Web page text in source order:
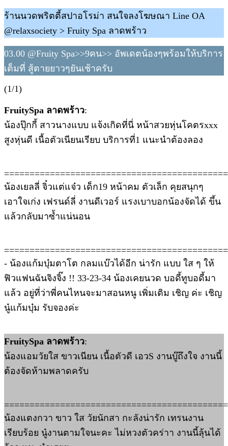
ร้านนวดพริตตี้สปาอโรม่า สนใจลงโฆษณา Line OA
@relaxsociety > Fruity Spa ลาดพร้าว
03.00 @Fruity Spa>>9คน>> อัพเดตน้องๆพร้อมให้บริการ
เต็มที่ สู้ตายยาวๆยันเช้าครับ
(1/1)
FruitySpa ลาดพร้าว:
น้องปุ๊กกี้ สาวนางแบบ แจ้งเกิดที่นี่ หน้าสวยหุ่นโคตรxxx
สูงหุ่นดี เนื้อตัวเนียนเรียบ บริการที่1 แนะนำต้องลอง
น้องเยลลี่ จิ๋วแต่แจ๋ว เด็ก19 หน้าคม ตัวเล็ก คุยสนุกๆ
เอาใจเก่ง เฟรนด์ลี่ งานดีเวอร์ แรงเบาบอกน้องจัดได้ ขึ้น
แล้วกลับมาซ้ำแน่นอน
- น้องแก้มบุ๋มตาโต กลมแบ๊วได้อีก น่ารัก แบบ ใส ๆ ให้
ฟิวแฟนฉันจิงจิ๊ง !! 33-23-34 น้องเคยนวด บอดี้ทูบอดี้มา
แล้ว อยู่ที่ว่าพี่คนไหนจะมาสอนหนู เพิ่มเติม เชิญ ค่ะ เชิญ
นู๋แก้มบุ๋ม รับจองค่ะ
FruitySpa ลาดพร้าว:
น้องแอมวัยใส ขาวเนียน เนื้อตัวดี เอวS งานบู๊ถึงใจ งานนี้
ต้องจัดห้ามพลาดครับ
น้องแตงกวา ขาว ใส วัยนักสา กะลังน่ารัก เทรนงาน
เรียบร้อย นู๋งานตามใจนะคะ ไม่หวงตัวคร่าา งานนี้ลุ้นได้